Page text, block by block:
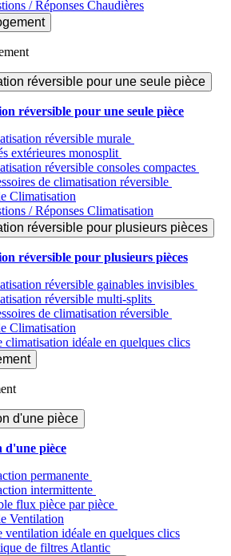
/ Réponses Chaudières
réversible pour une seule pièce
réversible pour une seule pièce
réversible murale
extérieures monosplit
réversible consoles compactes
de climatisation réversible
Climatisation
/ Réponses Climatisation
réversible pour plusieurs pièces
réversible pour plusieurs pièces
réversible gainables invisibles
réversible multi-splits
de climatisation réversible
Climatisation
climatisation idéale en quelques clics
d'une pièce
d'une pièce
permanente
intermittente
flux pièce par pièce
Ventilation
ventilation idéale en quelques clics
de filtres Atlantic